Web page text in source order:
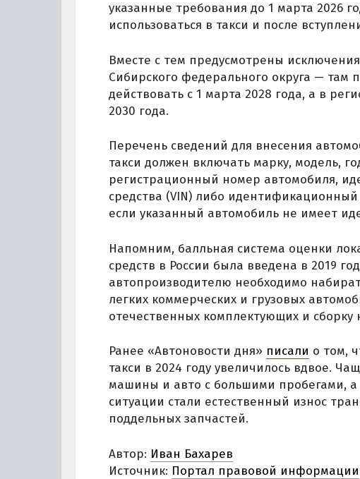
указанные требования до 1 марта 2026
использоваться в такси и после
Вместе с тем предусмотрены
Сибирского федерального округа — там
действовать с 1 марта 2028 года, а в
2030 года.
Перечень сведений для внесения
такси должен включать марку, модель,
регистрационный номер автомобиля,
средства (VIN) либо
если указанный автомобиль не имеет
Напомним, балльная система оценки
средств в России была введена в 2019
автопроизводителю необходимо
легких коммерческих и грузовых
отечественных комплектующих и
Ранее «Автоновости дня» писали о том,
такси в 2024 году увеличилось вдвое.
машины и авто с большими пробегами,
ситуации стали естественный износ
поддельных запчастей.
Автор: Иван Бахарев
Источник: Портал правовой информации